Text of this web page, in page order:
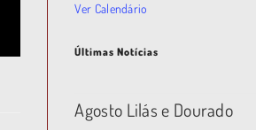
Ver Calendário
Últimas Notícias
Agosto Lilás e Dourado